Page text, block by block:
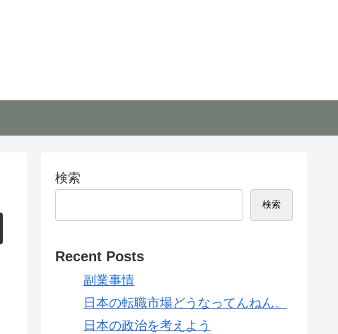
検索
検索
Recent Posts
副業事情
日本の転職市場どうなってんねん。
日本の政治を考えよう